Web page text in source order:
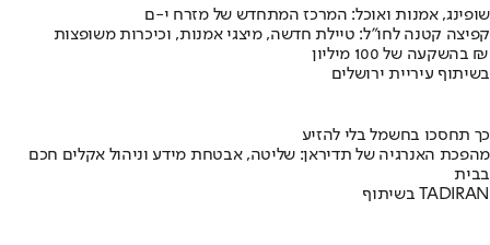
שופינג, אמנות ואוכל: המרכז המתחדש של מזרח י-ם
קפיצה קטנה לחו"ל: טיילת חדשה, מיצגי אמנות, וכיכרות משופצות
בהשקעה של 100 מיליון ₪
בשיתוף עיריית ירושלים
כך תחסכו בחשמל בלי להזיע
מהפכת האנרגיה של תדיראן: שליטה, אבטחת מידע וניהול אקלים חכם
בבית
בשיתוף TADIRAN